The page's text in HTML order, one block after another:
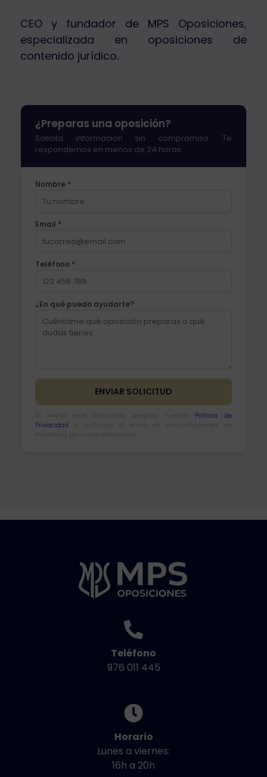
CEO y fundador de MPS Oposiciones,
especializada en oposiciones de
contenido jurídico.
¿Preparas una oposición?
Solicita información sin compromiso. Te
respondemos en menos de 24 horas.
Nombre *
Email *
Teléfono *
¿En qué puedo ayudarte?
Política de
Privacidad
Teléfono
976 011 445
Horario
Lunes a viernes:
16h a 20h